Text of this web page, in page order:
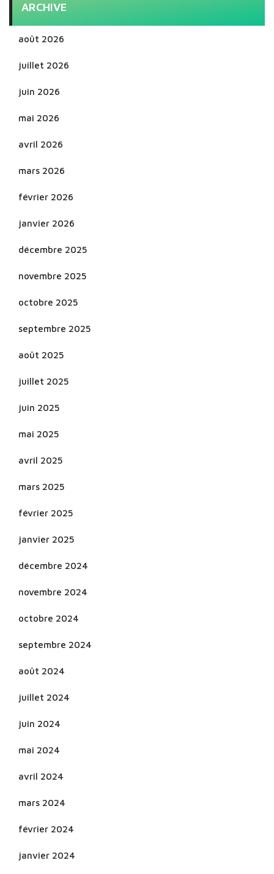
ARCHIVE
août 2026
juillet 2026
juin 2026
mai 2026
avril 2026
mars 2026
février 2026
janvier 2026
décembre 2025
novembre 2025
octobre 2025
septembre 2025
août 2025
juillet 2025
juin 2025
mai 2025
avril 2025
mars 2025
février 2025
janvier 2025
décembre 2024
novembre 2024
octobre 2024
septembre 2024
août 2024
juillet 2024
juin 2024
mai 2024
avril 2024
mars 2024
février 2024
janvier 2024